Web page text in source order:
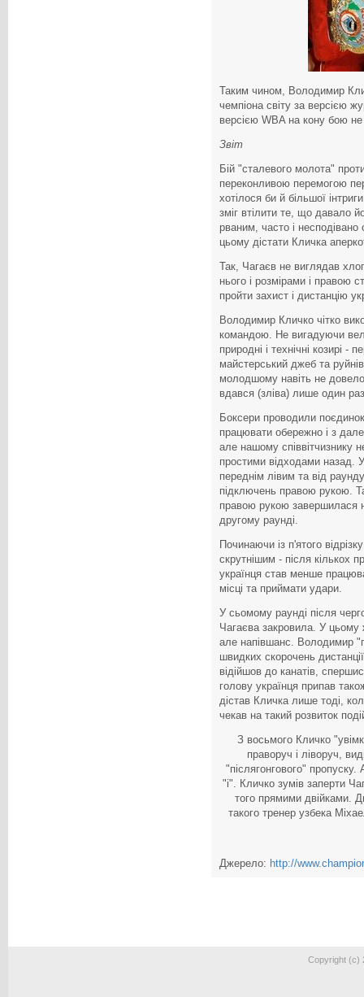
Таким чином, Володимир
чемпіона світу за версією
версією WBA на кону бою
Звіт
Бій "сталевого молота"
переконливою перемогою
хотілося би й більшої
зміг втілити те, що давало
рваним, часто і
цьому дістати Кличка
Так, Чагаєв не виглядав
нього і розмірами і правою
пройти захист і дистанцію
Володимир Кличко чітко
командою. Не вигадуючи
природні і технічні козирі -
майстерський джеб та
молодшому навіть не
вдався (зліва) лише один
Боксери проводили
працювати обережно і з
але нашому співвітчизнику
простими відходами назад.
переднім лівим та від
підключень правою рукою.
правою рукою завершилася
другому раунді.
Починаючи із п'ятого
скрутнішим - після кількох
українця став менше
місці та приймати удари.
У сьомому раунді після
Чагаєва закровила. У цьому
але напівшанс. Володимир
швидких скорочень
відійшов до канатів,
голову українця припав
дістав Кличка лише тоді,
чекав на такий розвиток
З восьмого Кличко
праворуч і ліворуч,
"післягонгового"
"і". Кличко зумів заперти
того прямими двійками.
такого тренер узбека
Джерело: http://
Copyright (c)